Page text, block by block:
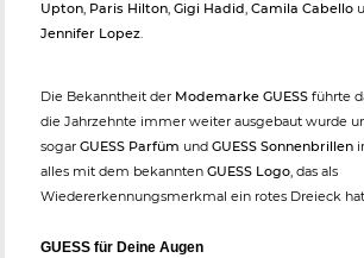
Upton, Paris Hilton, Gigi Hadid, Camila Cabello
Jennifer Lopez.
Die Bekanntheit der Modemarke GUESS führte
die Jahrzehnte immer weiter ausgebaut wurde
sogar GUESS Parfüm und GUESS Sonnenbrillen
alles mit dem bekannten GUESS Logo, das als
Wiedererkennungsmerkmal ein rotes Dreieck
GUESS für Deine Augen